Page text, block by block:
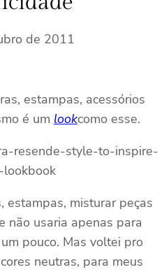
de 2011
estampas, acessórios
é um lookcomo esse.
estampas, misturar peças
não usaria apenas para
pouco. Mas voltei pro
neutras, para meus